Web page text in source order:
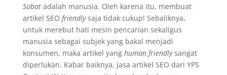
Sobat adalah manusia. Oleh karena itu, membuat
artikel SEO friendlysaja tidak cukup! Sebaliknya,
untuk merebut hati mesin pencarian sekaligus
manusia sebagai subjek yang bakal menjadi
konsumen, maka artikel yang human friendlysangat
diperlukan. Kabar baiknya, jasa artikel SEO dari YPS